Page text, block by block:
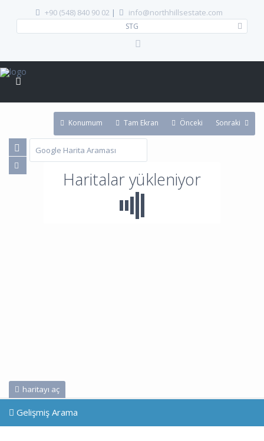
+90 (548) 840 90 02 | info@northhillsestate.com
STG
Haritalar yükleniyor
haritayı aç
Konumum Tam Ekran Önceki Sonraki
Gelişmiş Arama